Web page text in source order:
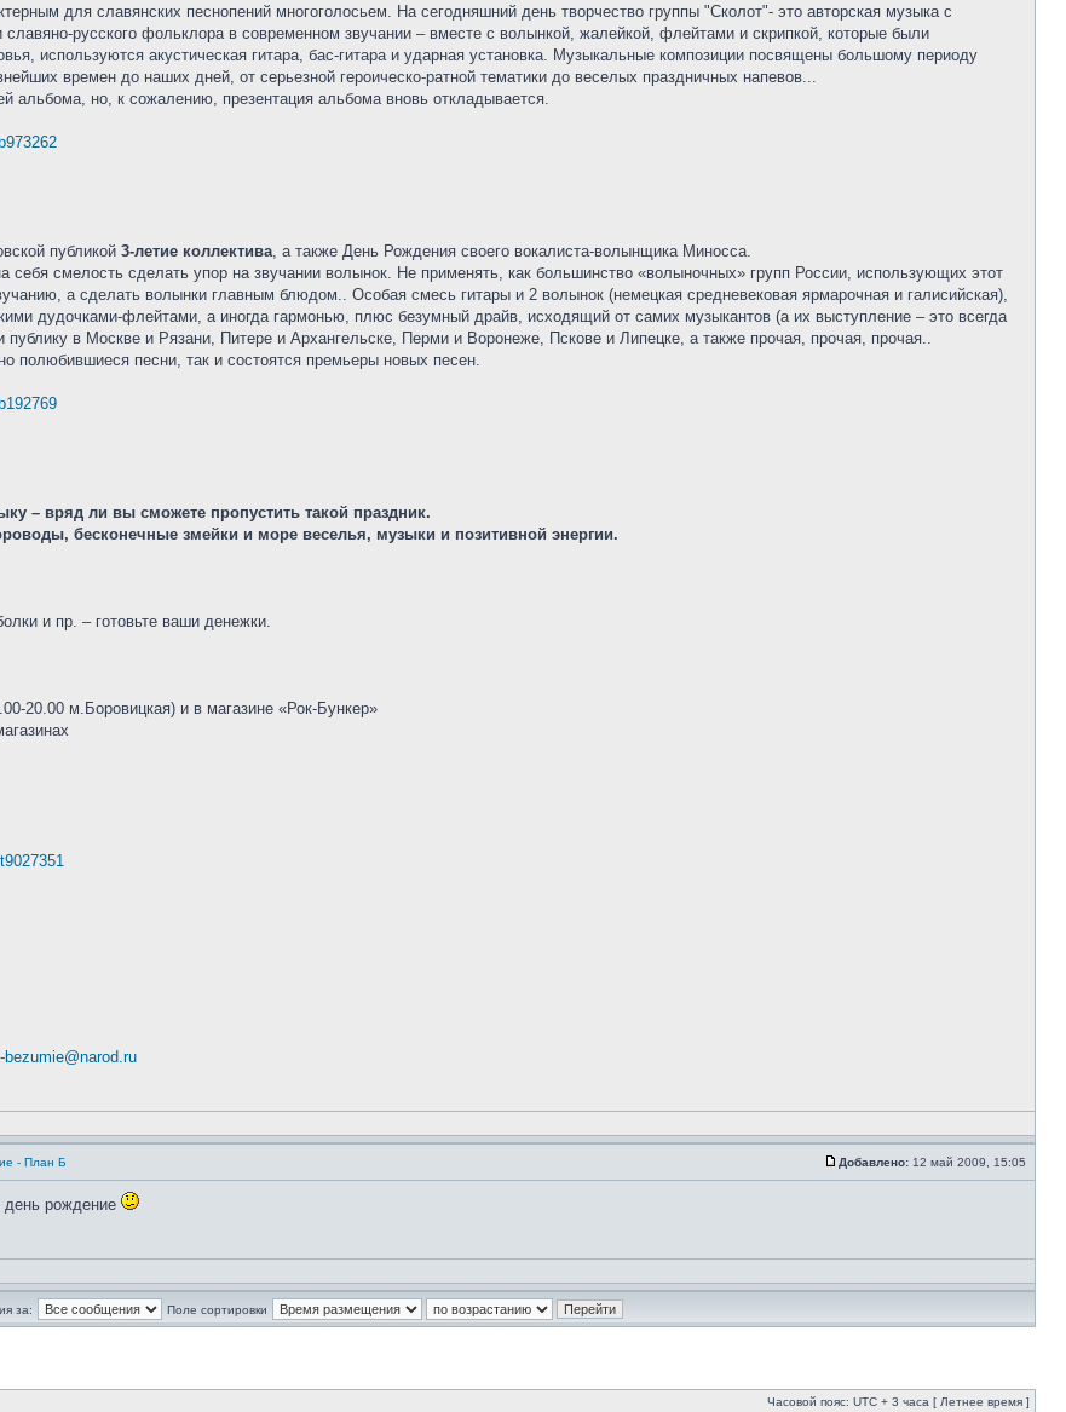
для славянских песнопений многоголосьем. На сегодняшний день творчество группы "Сколот"- это авторская музыка с
славяно-русского фольклора в современном звучании – вместе с волынкой, жалейкой, флейтами и скрипкой, которые были
используются акустическая гитара, бас-гитара и ударная установка. Музыкальные композиции посвящены большому периоду
времен до наших дней, от серьезной героическо-ратной тематики до веселых праздничных напевов...
альбома, но, к сожалению, презентация альбома вновь откладывается.
публикой 3-летие коллектива, а также День Рождения своего вокалиста-волынщика Миносса.
себя смелость сделать упор на звучании волынок. Не применять, как большинство «волыночных» групп России, использующих этот
а сделать волынки главным блюдом.. Особая смесь гитары и 2 волынок (немецкая средневековая ярмарочная и галисийская),
дудочками-флейтами, а иногда гармонью, плюс безумный драйв, исходящий от самих музыкантов (а их выступление – это всегда
публику в Москве и Рязани, Питере и Архангельске, Перми и Воронеже, Пскове и Липецке, а также прочая, прочая, прочая..
полюбившиеся песни, так и состоятся премьеры новых песен.
– вряд ли вы сможете пропустить такой праздник.
бесконечные змейки и море веселья, музыки и позитивной энергии.
и пр. – готовьте ваши денежки.
20.00 м.Боровицкая) и в магазине «Рок-Бункер»
bezumie@narod.ru
- План Б Добавлено: 12 май 2009, 15:05
день рождение
за: Поле сортировки
Часовой пояс: UTC + 3 часа [ Летнее время ]